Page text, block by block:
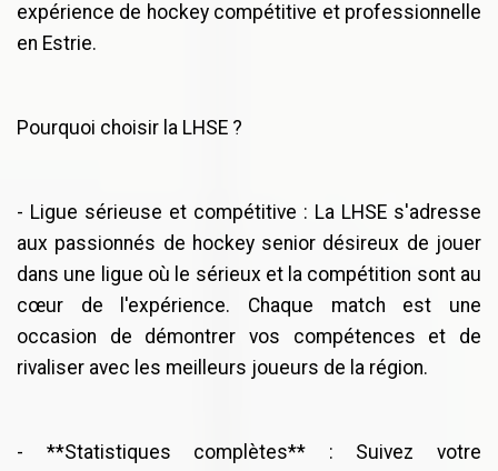
expérience de hockey compétitive et professionnelle
en Estrie.
Pourquoi choisir la LHSE ?
- Ligue sérieuse et compétitive : La LHSE s'adresse
aux passionnés de hockey senior désireux de jouer
dans une ligue où le sérieux et la compétition sont au
cœur de l'expérience. Chaque match est une
occasion de démontrer vos compétences et de
rivaliser avec les meilleurs joueurs de la région.
- **Statistiques complètes** : Suivez votre